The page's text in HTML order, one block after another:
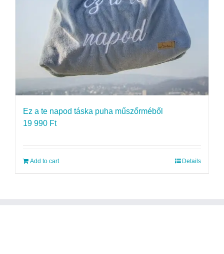
Ez a te napod táska puha műszőrméből
19 990 Ft
Add to cart Details